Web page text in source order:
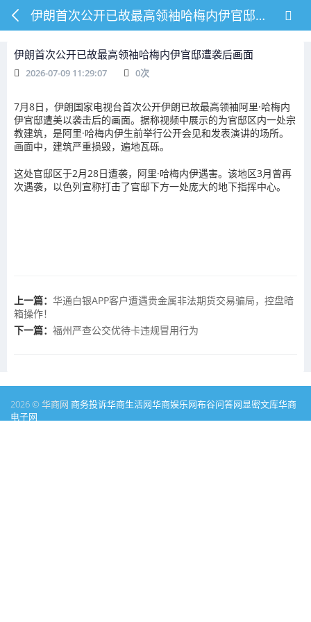
伊朗首次公开已故最高领袖哈梅内伊官邸遭袭后画面
伊朗首次公开已故最高领袖哈梅内伊官邸遭袭后画面
2026-07-09 11:29:07 0次
7月8日，伊朗国家电视台首次公开伊朗已故最高领袖阿里·哈梅内
伊官邸遭美以袭击后的画面。据称视频中展示的为官邸区内一处宗
教建筑，是阿里·哈梅内伊生前举行公开会见和发表演讲的场所。
画面中，建筑严重损毁，遍地瓦砾。
这处官邸区于2月28日遭袭，阿里·哈梅内伊遇害。该地区3月曾再
次遇袭，以色列宣称打击了官邸下方一处庞大的地下指挥中心。
上一篇： 华通白银APP客户遭遇贵金属非法期货交易骗局，控盘暗
箱操作！
下一篇： 福州严查公交优待卡违规冒用行为
2026 © 华商网 商务投诉华商生活网华商娱乐网布谷问答网显密文库华商
电子网